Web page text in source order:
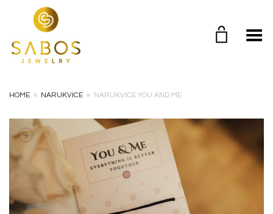
Toggle Menu
HOME » NARUKVICE » NARUKVICE YOU AND ME
+